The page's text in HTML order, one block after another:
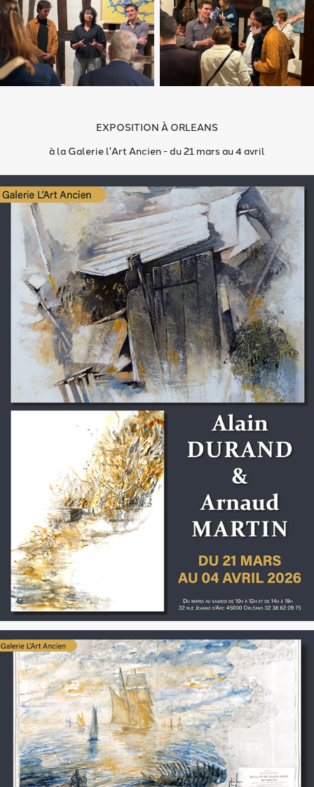
EXPOSITION À ORLEANS
à la Galerie l'Art Ancien - du 21 mars au 4 avril